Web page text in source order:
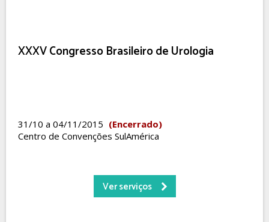
XXXV Congresso Brasileiro de Urologia
31/10 a 04/11/2015 (Encerrado)
Centro de Convenções SulAmérica
Ver serviços